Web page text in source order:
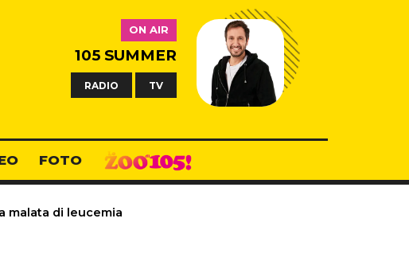
ON AIR
105 SUMMER
RADIO TV
FOTO
malata di leucemia